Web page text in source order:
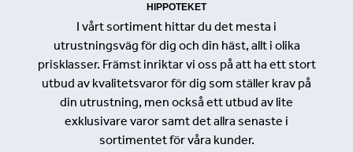
HIPPOTEKET
I vårt sortiment hittar du det mesta i
utrustningsväg för dig och din häst, allt i olika
prisklasser. Främst inriktar vi oss på att ha ett stort
utbud av kvalitetsvaror för dig som ställer krav på
din utrustning, men också ett utbud av lite
exklusivare varor samt det allra senaste i
sortimentet för våra kunder.